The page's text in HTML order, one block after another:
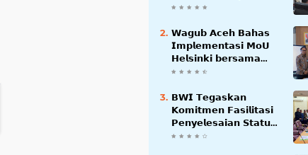
𝗧𝗲𝗿𝗸𝗮𝗶𝘁 𝗦𝘁𝗮𝘁𝘂𝘀 𝗪𝗮𝗸𝗮𝗳
𝗪𝗮𝗴𝘂𝗯 𝗔𝗰𝗲𝗵 𝗕𝗮𝗵𝗮𝘀
𝗜𝗺𝗽𝗹𝗲𝗺𝗲𝗻𝘁𝗮𝘀𝗶 𝗠𝗼𝗨
𝗛𝗲𝗹𝘀𝗶𝗻𝗸𝗶 𝗯𝗲𝗿𝘀𝗮𝗺𝗮
𝗦𝗲𝗸𝗿𝗲𝘁𝗮𝗿𝗶𝗮𝘁 𝗡𝗲𝗴𝗮𝗿𝗮
𝗕𝗪𝗜 𝗧𝗲𝗴𝗮𝘀𝗸𝗮𝗻
𝗞𝗼𝗺𝗶𝘁𝗺𝗲𝗻 𝗙𝗮𝘀𝗶𝗹𝗶𝘁𝗮𝘀𝗶
𝗣𝗲𝗻𝘆𝗲𝗹𝗲𝘀𝗮𝗶𝗮𝗻 𝗦𝘁𝗮𝘁𝘂𝘀
𝗪𝗮𝗸𝗮𝗳 𝗕𝗹𝗮𝗻𝗴 𝗣𝗮𝗱𝗮𝗻𝗴